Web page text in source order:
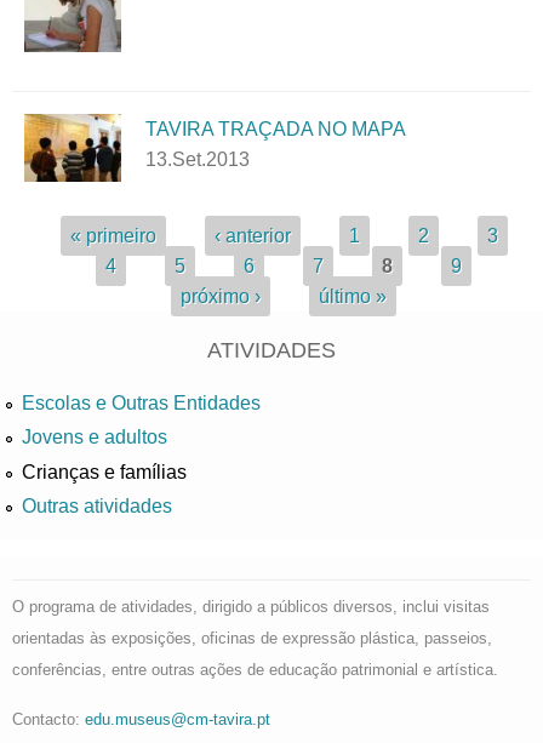
TAVIRA TRAÇADA NO MAPA
13.Set.2013
Páginas« primeiro ‹ anterior 1 2
3
4
5 6 7 8
9
próximo ›
último »
ATIVIDADES
Escolas e Outras Entidades
Jovens e adultos
Crianças e famílias
Outras atividades
O programa de atividades, dirigido a públicos diversos, inclui visitas
orientadas às exposições, oficinas de expressão plástica, passeios,
conferências, entre outras ações de educação patrimonial e artística.
Contacto: edu.museus@cm-tavira.pt